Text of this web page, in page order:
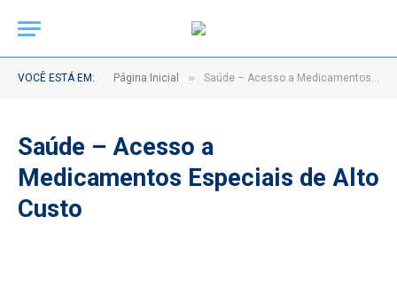
VOCÊ ESTÁ EM: Página Inicial » Saúde – Acesso a Medicamentos Especiais de Alto Custo
Saúde – Acesso a
Medicamentos Especiais de Alto
Custo